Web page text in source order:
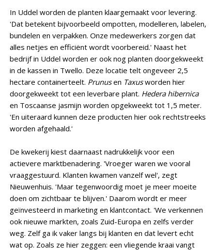
In Uddel worden de planten klaargemaakt voor levering.
'Dat betekent bijvoorbeeld ompotten, modelleren, labelen,
bundelen en verpakken. Onze medewerkers zorgen dat
alles netjes en efficiënt wordt voorbereid.' Naast het
bedrijf in Uddel worden er ook nog planten doorgekweekt
in de kassen in Twello. Deze locatie telt ongeveer 2,5
hectare containerteelt. Prunusen Taxusworden hier
doorgekweekt tot een leverbare plant. Hedera hibernica
en Toscaanse jasmijn worden opgekweekt tot 1,5 meter.
'En uiteraard kunnen deze producten hier ook rechtstreeks
worden afgehaald.'
De kwekerij kiest daarnaast nadrukkelijk voor een
actievere marktbenadering. 'Vroeger waren we vooral
vraaggestuurd. Klanten kwamen vanzelf wel', zegt
Nieuwenhuis. 'Maar tegenwoordig moet je meer moeite
doen om zichtbaar te blijven.' Daarom wordt er meer
geïnvesteerd in marketing en klantcontact. 'We verkennen
ook nieuwe markten, zoals Zuid-Europa en zelfs verder
weg. Zelf ga ik vaker langs bij klanten en dat levert echt
wat op. Zoals ze hier zeggen: een vliegende kraai vangt